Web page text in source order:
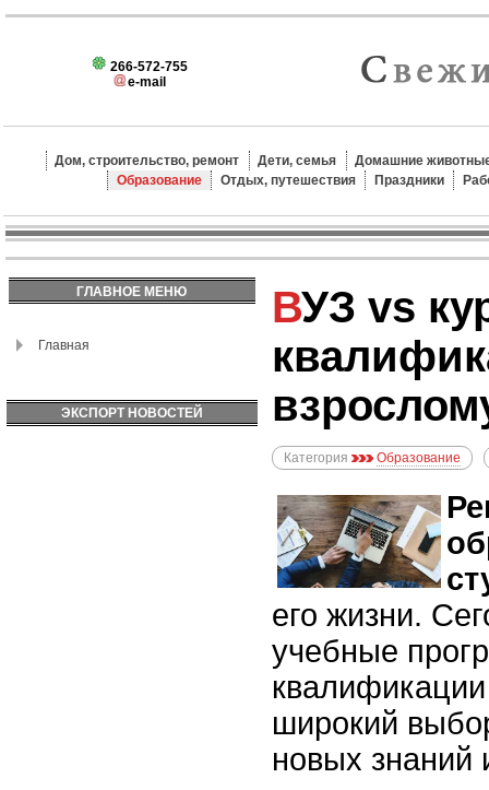
266-572-755
e-mail
Дом, строительство, ремонт Дети, семья
Домашние
Образование
Отдых, путешествия Праздники
ГЛАВНОЕ МЕНЮ
Главная
ЭКСПОРТ НОВОСТЕЙ
ВУЗ vs курсы повышения
Категория Образование
его жизни.
учебные
широкий
новых знаний